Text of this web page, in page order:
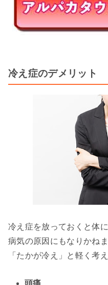
冷え症のデメリット
冷え症を放っておくと体
病気の原因にもなりかねま
「たかが冷え」と軽く考
頭痛